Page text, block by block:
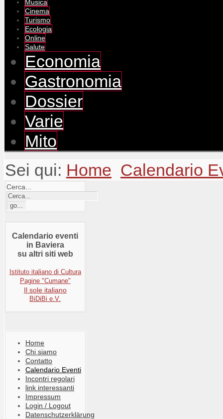
Musica
Cinema
Turismo
Ecologia
Online
Salute
Economia
Gastronomia
Dossier
Varie
Mito
Sei qui: Home Calendario
Cerca...
Calendario eventi
in Baviera
su altri siti web
Istituto italiano di Cultura
Pagine "Cumane"
Il sole italiano
BiDiBi e.V.
Home
Chi siamo
Contatto
Calendario Eventi
Incontri regolari
link interessanti
Impressum
Login / Logout
Datenschutzerklärung